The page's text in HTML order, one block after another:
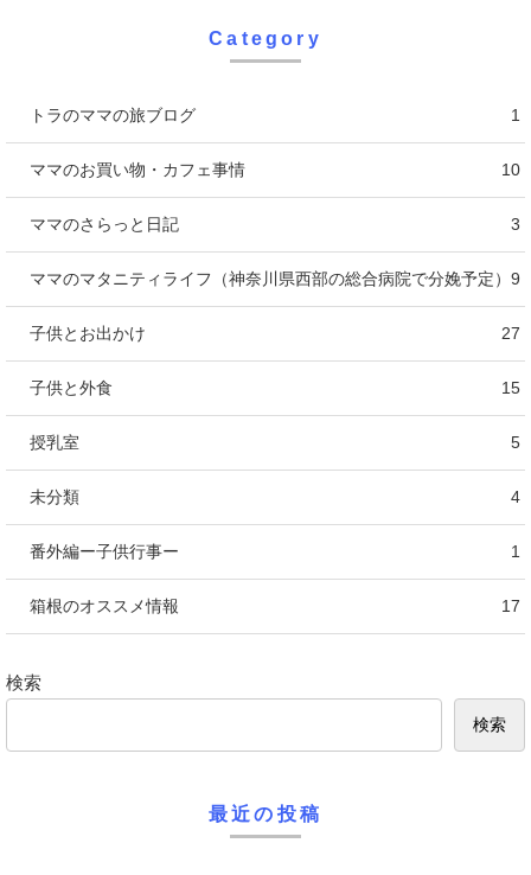
Category
トラのママの旅ブログ 1
ママのお買い物・カフェ事情 10
ママのさらっと日記 3
ママのマタニティライフ（神奈川県西部の総合病院で分娩予定） 9
子供とお出かけ 27
子供と外食 15
授乳室 5
未分類 4
番外編ー子供行事ー 1
箱根のオススメ情報 17
検索
検索
最近の投稿